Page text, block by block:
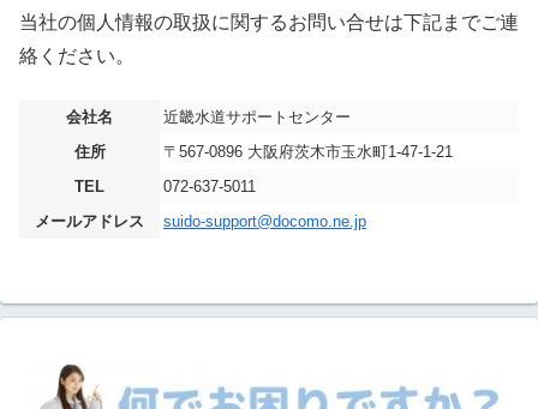
当社の個人情報の取扱に関するお問い合せは下記までご連
絡ください。
会社名
近畿水道サポートセンター
住所
〒567-0896 大阪府茨木市玉水町1-47-1-21
TEL
072-637-5011
メールアドレス
suido-support@docomo.ne.jp